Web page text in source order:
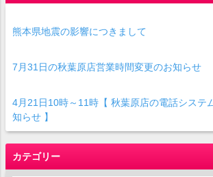
熊本県地震の影響につきまして
7月31日の秋葉原店営業時間変更のお知らせ
4月21日10時～11時【 秋葉原店の電話システ
知らせ 】
カテゴリー